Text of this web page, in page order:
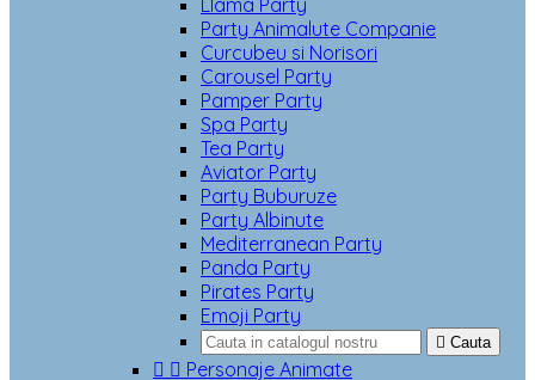
Llama Party
Party Animalute Companie
Curcubeu si Norisori
Carousel Party
Pamper Party
Spa Party
Tea Party
Aviator Party
Party Buburuze
Party Albinute
Mediterranean Party
Panda Party
Pirates Party
Emoji Party
 Cauta
  Personaje Animate